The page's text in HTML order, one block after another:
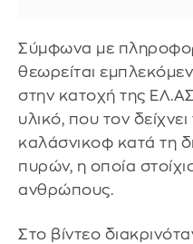
Σύμφωνα με
θεωρείται
στην κατοχή της
υλικό, που τον
καλάσνικοφ κατά τη
πυρών, η οποία
ανθρώπους.
Στο βίντεο